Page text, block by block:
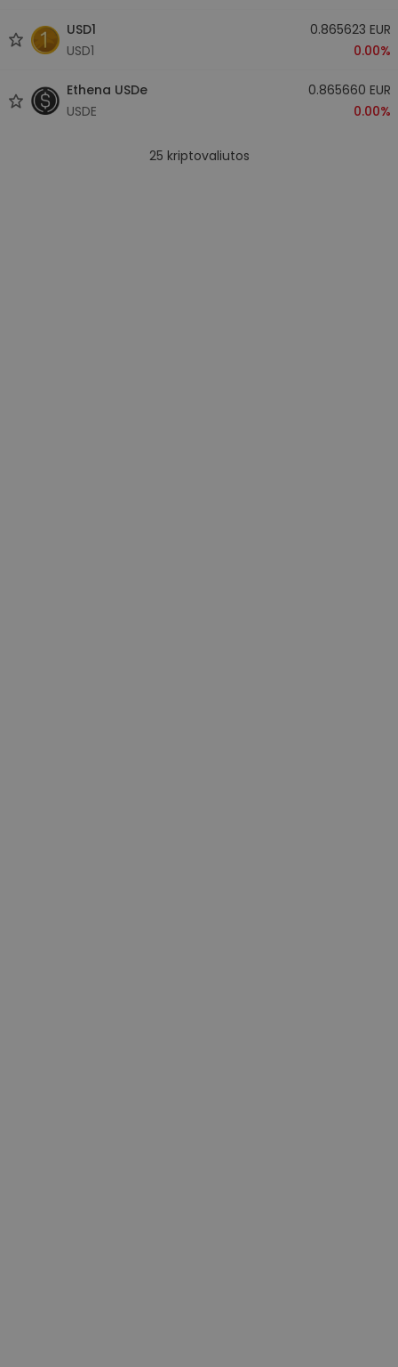
USD1
USD1
0.865623 EUR
0.00%
Ethena USDe
USDE
0.865660 EUR
0.00%
25 kriptovaliutos